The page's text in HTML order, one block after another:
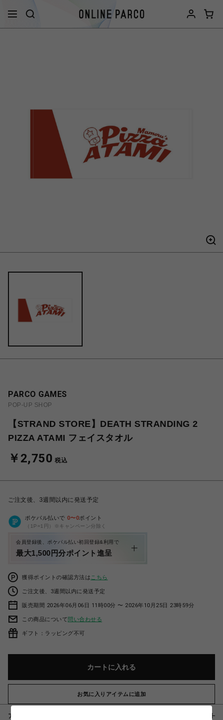
PARCO GAMES
POP-UP SHOP
【STRAND STORE】DEATH STRANDING 2
PIZZA ATAMI フェイスタオル
￥2,750 税込
ご注文後、3週間以内に発送予定
ポケパル払いで 0〜0ポイント
（1P=1円）※キャンペーン分除く
会員登録後、ポケパル払い初回登録&利用で
最大1,500円分ポイント進呈
獲得ポイントの確認方法は こちら
ご注文後、3週間以内に発送予定
販売期間 2026年06月06日 11時00分 〜 2026年10月25日 23時59分
この商品について問い合わせる
ギフト：ラッピング不可
カートに入れる
お気に入りアイテムに追加
アイテム説明 / 素材